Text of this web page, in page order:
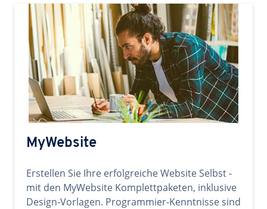
MyWebsite
Erstellen Sie Ihre erfolgreiche Website Selbst -
mit den MyWebsite Komplettpaketen, inklusive
Design-Vorlagen. Programmier-Kenntnisse sind